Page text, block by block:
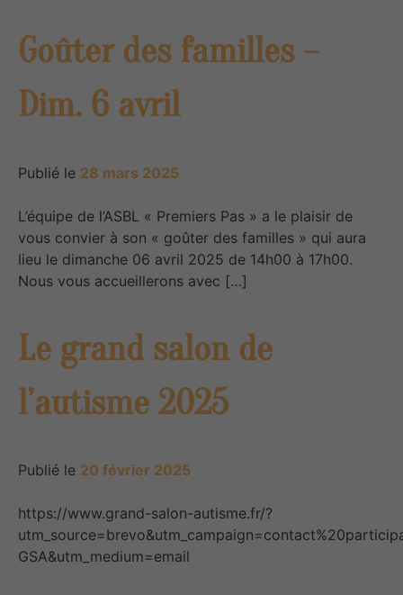
Goûter des familles –
Dim. 6 avril
Publié le 28 mars 2025
L’équipe de l’ASBL « Premiers Pas » a le plaisir de
vous convier à son « goûter des familles » qui aura
lieu le dimanche 06 avril 2025 de 14h00 à 17h00.
Nous vous accueillerons avec […]
Le grand salon de
l’autisme 2025
Publié le 20 février 2025
https://www.grand-salon-autisme.fr/?
GSA&utm_medium=email